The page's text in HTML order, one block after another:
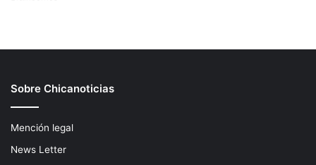
Sobre Chicanoticias
Mención legal
News Letter